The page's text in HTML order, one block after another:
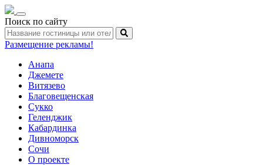
Toggle
navigation
Поиск по сайту
Размещение рекламы!
Анапа
Джемете
Витязево
Благовещенская
Сукко
Геленджик
Кабардинка
Дивноморск
Сочи
О проекте